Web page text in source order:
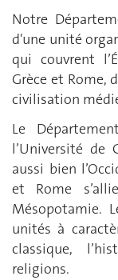
Notre
d'une unité
qui couvrent
Grèce et Rome,
civilisation
Le
l’Université de
aussi bien
et Rome
Mésopotamie.
unités à
classique,
religions.